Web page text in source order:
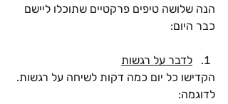
הנה שלושה טיפים פרקטיים שתוכלו ליישם
כבר היום:
לדבר על רגשות
הקדישו כל יום כמה דקות לשיחה על רגשות.
לדוגמה: